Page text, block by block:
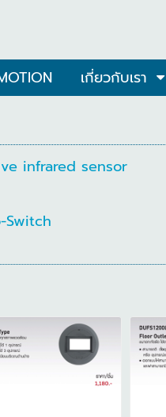
เกี่ยวกับเรา
infrared sensor
Switch